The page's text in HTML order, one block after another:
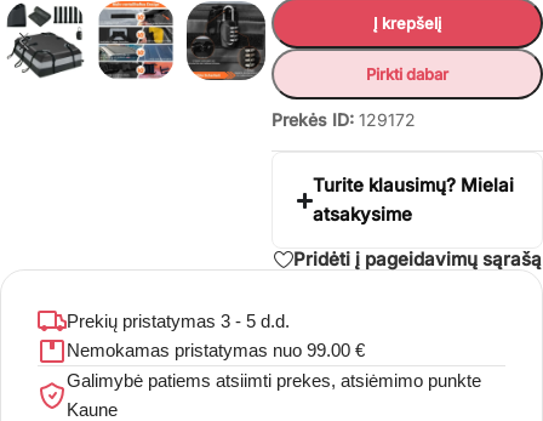
Į krepšelį
Pirkti dabar
Prekės ID: 129172
Turite klausimų? Mielai
atsakysime
Pridėti į pageidavimų sąrašą
Prekių pristatymas 3 - 5 d.d.
Nemokamas pristatymas nuo 99.00 €
Galimybė patiems atsiimti prekes, atsiėmimo punkte
Kaune